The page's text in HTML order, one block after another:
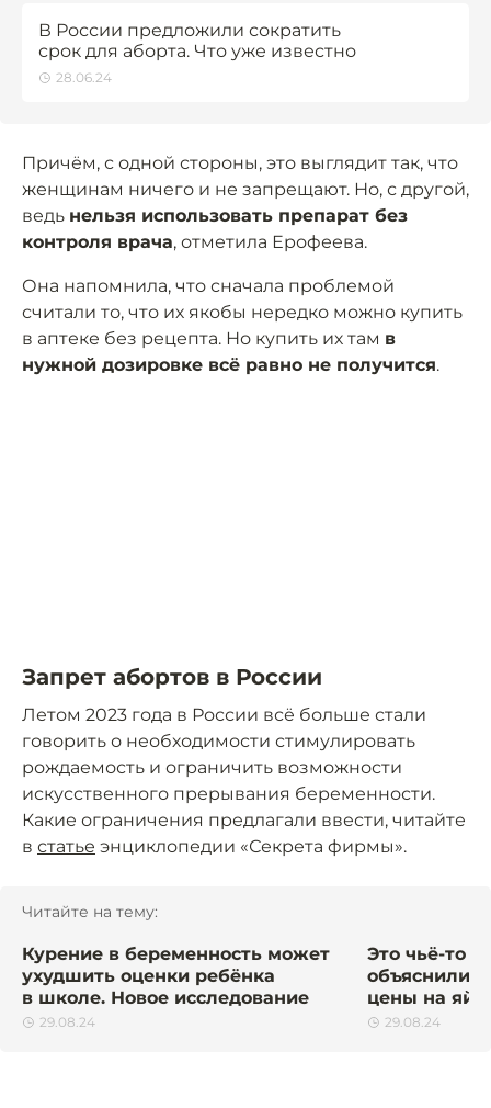
В России предложили сократить
срок для аборта. Что уже известно
28.06.24
Причём, с одной стороны, это выглядит так, что
женщинам ничего и не запрещают. Но, с другой,
ведь нельзя использовать препарат без
контроля врача, отметила Ерофеева.
Она напомнила, что сначала проблемой
считали то, что их якобы нередко можно купить
в аптеке без рецепта. Но купить их там в
нужной дозировке всё равно не получится.
Запрет абортов в России
Летом 2023 года в России всё больше стали
говорить о необходимости стимулировать
рождаемость и ограничить возможности
искусственного прерывания беременности.
Какие ограничения предлагали ввести, читайте
в статье энциклопедии «Секрета фирмы».
Читайте на тему:
Курение в беременность может
ухудшить оценки ребёнка
в школе. Новое исследование
29.08.24
Это чьё-то
объяснили,
цены на
29.08.24